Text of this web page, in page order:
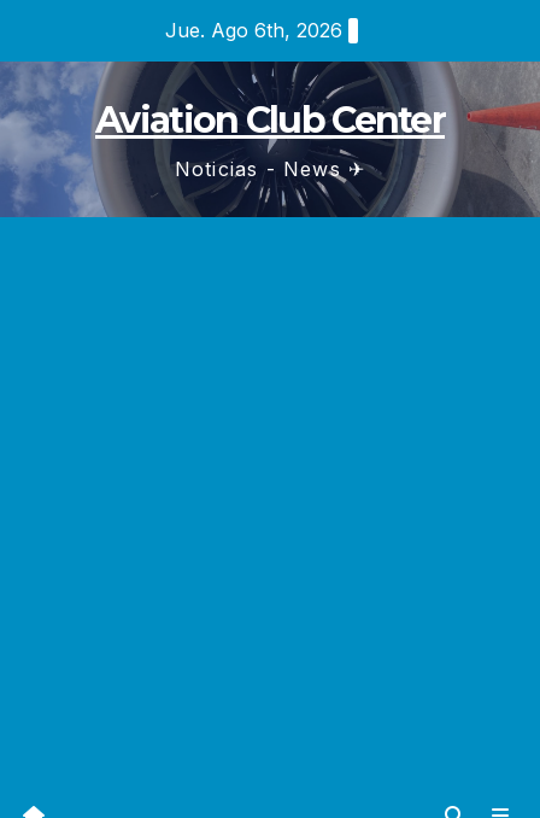
contenido
Jue. Ago 6th, 2026
Aviation Club Center
Noticias - News ✈